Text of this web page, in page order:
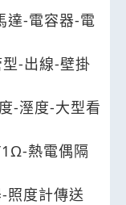
達-電容器-電
-出線-壁掛
-溼度-大型看
熱電偶隔
照度計傳送